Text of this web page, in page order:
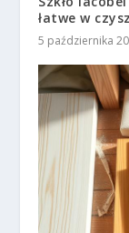
łatwe w
5 października